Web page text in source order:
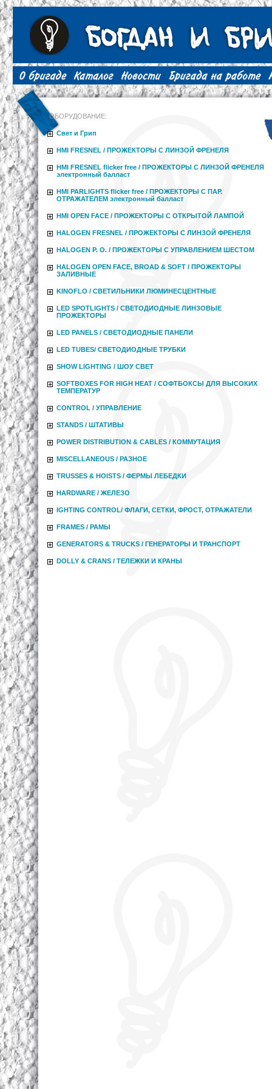
ОБОРУДОВАНИЕ:
Свет и Грип
HMI FRESNEL / ПРОЖЕКТОРЫ С ЛИНЗОЙ ФРЕНЕЛЯ
HMI FRESNEL flicker free / ПРОЖЕКТОРЫ С ЛИНЗОЙ ФРЕНЕЛЯ
электронный балласт
HMI PARLIGHTS flicker free / ПРОЖЕКТОРЫ С ПАР.
ОТРАЖАТЕЛЕМ электронный балласт
HMI OPEN FACE / ПРОЖЕКТОРЫ С ОТКРЫТОЙ ЛАМПОЙ
HALOGEN FRESNEL / ПРОЖЕКТОРЫ С ЛИНЗОЙ ФРЕНЕЛЯ
HALOGEN P. O. / ПРОЖЕКТОРЫ С УПРАВЛЕНИЕМ ШЕСТОМ
HALOGEN OPEN FACE, BROAD & SOFT / ПРОЖЕКТОРЫ
ЗАЛИВНЫЕ
KINOFLO / СВЕТИЛЬНИКИ ЛЮМИНЕСЦЕНТНЫЕ
LED SPOTLIGHTS / СВЕТОДИОДНЫЕ ЛИНЗОВЫЕ
ПРОЖЕКТОРЫ
LED PANELS / СВЕТОДИОДНЫЕ ПАНЕЛИ
LED TUBES/ СВЕТОДИОДНЫЕ ТРУБКИ
SHOW LIGHTING / ШОУ СВЕТ
SOFTBOXES FOR HIGH HEAT / СОФТБОКСЫ ДЛЯ ВЫСОКИХ
ТЕМПЕРАТУР
CONTROL / УПРАВЛЕНИЕ
STANDS / ШТАТИВЫ
POWER DISTRIBUTION & CABLES / КОММУТАЦИЯ
MISCELLANEOUS / РАЗНОЕ
TRUSSES & HOISTS / ФЕРМЫ ЛЕБЕДКИ
HARDWARE / ЖЕЛЕЗО
IGHTING CONTROL/ ФЛАГИ, СЕТКИ, ФРОСТ, ОТРАЖАТЕЛИ
FRAMES / РАМЫ
GENERATORS & TRUCKS / ГЕНЕРАТОРЫ И ТРАНСПОРТ
DOLLY & CRANS / ТЕЛЕЖКИ И КРАНЫ